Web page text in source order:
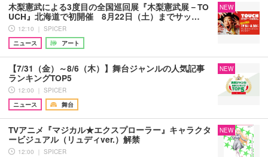
木梨憲武による3度目の全国巡回展『木梨憲武展－TO
UCH』北海道で初開催 8月22日（土）までサッ…
12:10 ｜ SPICER
ニュース
アート
NEW
【7/31（金）～8/6（木）】舞台ジャンルの人気記事
ランキングTOP5
12:00 ｜ SPICER
ニュース
舞台
NEW
TVアニメ『マジカル★エクスプローラー』キャラクタ
ービジュアル（リュディver.）解禁
12:00 ｜ SPICER
NEW